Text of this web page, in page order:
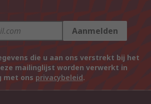
Aanmelden
die u aan ons verstrekt bij het
mailinglijst worden verwerkt in
met ons privacybeleid.